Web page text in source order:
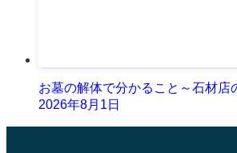
お墓の解体で分かること～石材店
2026年8月1日